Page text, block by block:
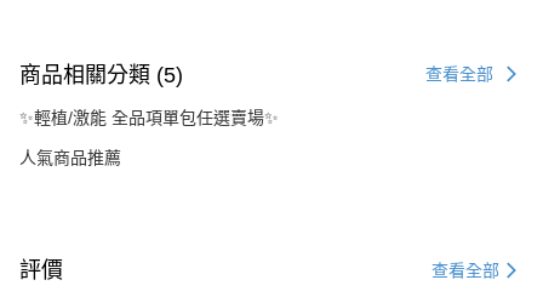
商品相關分類 (5) 查看全部
✨輕植/激能 全品項單包任選賣場✨
人氣商品推薦
評價 查看全部